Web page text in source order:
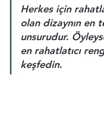
Herkes için
olan dizaynın en
unsurudur.
en rahatlatıcı
keşfedin.